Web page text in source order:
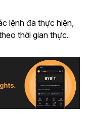
lệnh đã thực hiện,
thời gian thực.